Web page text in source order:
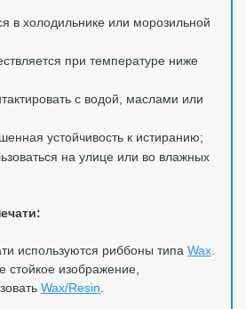
в холодильнике или морозильной
при температуре ниже
с водой, маслами или
устойчивость к истиранию;
на улице или во влажных
используются риббоны типа Wax
стойкое изображение,
Wax/Resin